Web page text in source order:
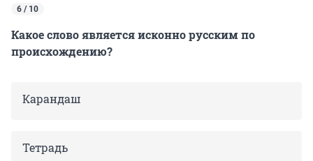
6 / 10
Какое слово является исконно русским по
происхождению?
Карандаш
Тетрадь